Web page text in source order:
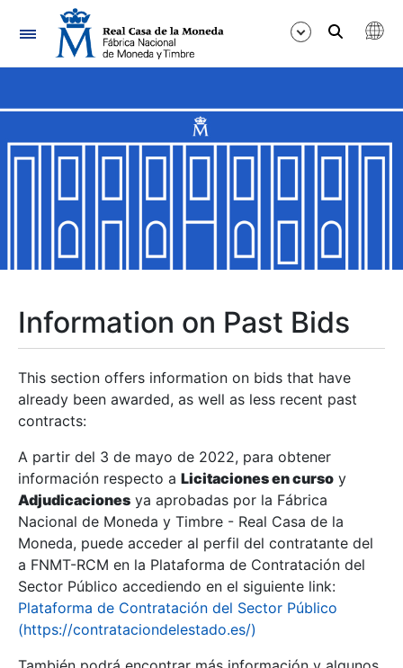
Navigation
Show/Hide
Show/Hide
Show/Hide
Show/Hide
Show/Hide
Information on Past Bids
This section offers information on bids that have
already been awarded, as well as less recent past
contracts:
A partir del 3 de mayo de 2022, para obtener
información respecto a Licitaciones en curso y
Adjudicaciones ya aprobadas por la Fábrica
Nacional de Moneda y Timbre - Real Casa de la
Moneda, puede acceder al perfil del contratante del
a FNMT-RCM en la Plataforma de Contratación del
Sector Público accediendo en el siguiente link:
Plataforma de Contratación del Sector Público
(https://contrataciondelestado.es/)